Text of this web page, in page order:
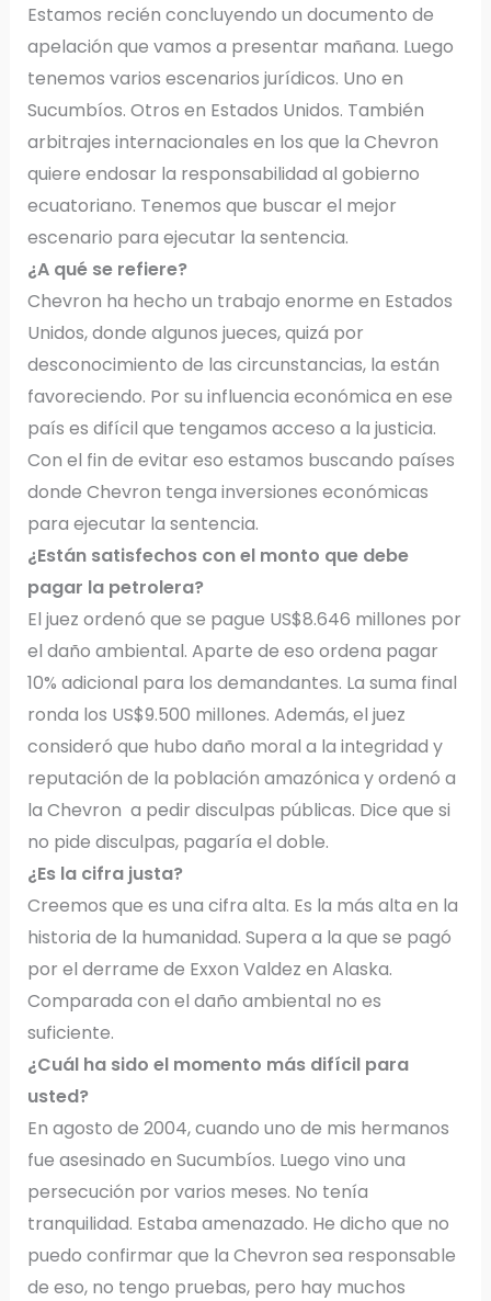
Estamos recién concluyendo un documento de
apelación que vamos a presentar mañana. Luego
tenemos varios escenarios jurídicos. Uno en
Sucumbíos. Otros en Estados Unidos. También
arbitrajes internacionales en los que la Chevron
quiere endosar la responsabilidad al gobierno
ecuatoriano. Tenemos que buscar el mejor
escenario para ejecutar la sentencia.
¿A qué se refiere?
Chevron ha hecho un trabajo enorme en Estados
Unidos, donde algunos jueces, quizá por
desconocimiento de las circunstancias, la están
favoreciendo. Por su influencia económica en ese
país es difícil que tengamos acceso a la justicia.
Con el fin de evitar eso estamos buscando países
donde Chevron tenga inversiones económicas
para ejecutar la sentencia.
¿Están satisfechos con el monto que debe
pagar la petrolera?
El juez ordenó que se pague US$8.646 millones por
el daño ambiental. Aparte de eso ordena pagar
10% adicional para los demandantes. La suma final
ronda los US$9.500 millones. Además, el juez
consideró que hubo daño moral a la integridad y
reputación de la población amazónica y ordenó a
la Chevron a pedir disculpas públicas. Dice que si
no pide disculpas, pagaría el doble.
¿Es la cifra justa?
Creemos que es una cifra alta. Es la más alta en la
historia de la humanidad. Supera a la que se pagó
por el derrame de Exxon Valdez en Alaska.
Comparada con el daño ambiental no es
suficiente.
¿Cuál ha sido el momento más difícil para
usted?
En agosto de 2004, cuando uno de mis hermanos
fue asesinado en Sucumbíos. Luego vino una
persecución por varios meses. No tenía
tranquilidad. Estaba amenazado. He dicho que no
puedo confirmar que la Chevron sea responsable
de eso, no tengo pruebas, pero hay muchos